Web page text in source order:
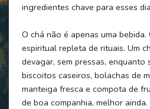
ingredientes chave para esses
O chá não é apenas uma
espiritual repleta de rituais. Um
devagar, sem pressas, enquanto
biscoitos caseiros, bolachas de
manteiga fresca e compota de
de boa companhia, melhor ainda.